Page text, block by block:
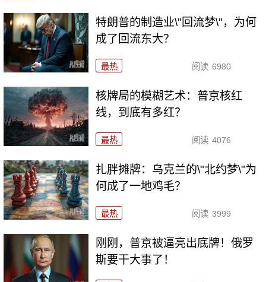
特朗普的制造业\"回流梦\"，为何
成了回流东大？
最热 阅读 6980
核牌局的模糊艺术：普京核红
线，到底有多红？
最热 阅读 4076
扎胖摊牌：乌克兰的\"北约梦\"为
何成了一地鸡毛？
最热 阅读 3999
刚刚，普京被逼亮出底牌！俄罗
斯要干大事了！